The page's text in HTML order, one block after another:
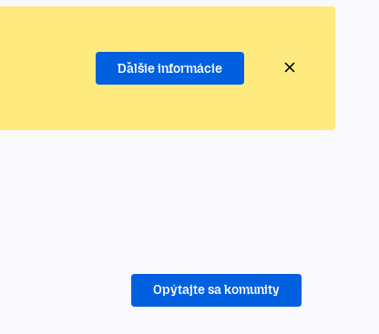
Ďalšie informácie
Opýtajte sa komunity